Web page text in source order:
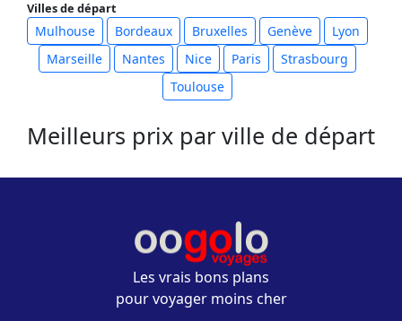
Villes de départ
Mulhouse Bordeaux Bruxelles Genève
Lyon
Marseille
Nantes Nice Paris
Strasbourg
Toulouse
Meilleurs prix par ville de départ
Les vrais bons plans
pour voyager moins cher